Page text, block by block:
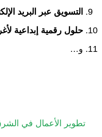
التسويق عبر البريد
حلول رقمية إبداعية
و…
تطوير الأعمال في